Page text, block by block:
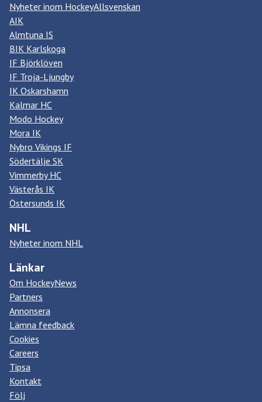
Nyheter inom HockeyAllsvenskan
AIK
Almtuna IS
BIK Karlskoga
IF Björklöven
IF Troja-Ljungby
IK Oskarshamn
Kalmar HC
Modo Hockey
Mora IK
Nybro Vikings IF
Södertälje SK
Vimmerby HC
Västerås IK
Östersunds IK
NHL
Nyheter inom NHL
Länkar
Om HockeyNews
Partners
Annonsera
Lämna feedback
Cookies
Careers
Tipsa
Kontakt
Följ